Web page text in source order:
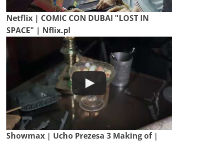
Netflix | COMIC CON DUBAI "LOST IN
SPACE" | Nflix.pl
Showmax | Ucho Prezesa 3 Making of |